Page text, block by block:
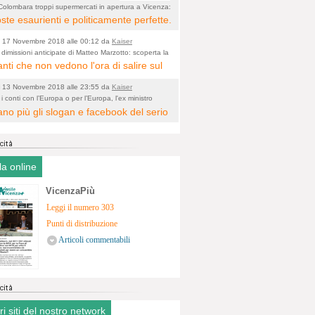
essere per forza in opposizione a
che hanno fatto gli altri.
troppi supermercati in apertura a Vicenza:
fu l'amministrazione di cui faceva parte
esaurienti e politicamente perfette.
Le elezioni le ha perse, ed è
SOLO, con un regolamento
che LE permette di fare GRUPPO
sola Persona. Cosa ci sta a fare lì,
PD così fa "gruppo"....Amen.
17 Novembre 2018 alle 00:12 da Kaiser
anticipate di Matteo Marzotto: scoperta la
sia pur minima di Vicenza a Rimini a poco
che non vedono l'ora di salire sul
due che coerenti con se stessi
dalla giostra.
13 Novembre 2018 alle 23:55 da Kaiser
conti con l’Europa o per l’Europa, l'ex ministro
a Vicenza: "l'Italia è un paese bancocentrico e ha
più gli slogan e facebook del serio
online
VicenzaPiù
Leggi il numero 303
Punti di distribuzione
Articoli commentabili
siti del nostro network